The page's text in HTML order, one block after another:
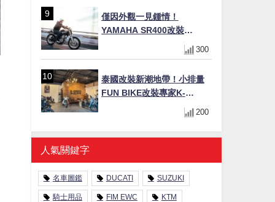
僅因外觀一見鍾情！
YAMAHA SR400改裝
Tracker風格｜ 女車主的機車
人生蛻變記
300
泰國改裝新潮地帶！小排量
FUN BIKE改裝專家K-
200
人氣關鍵字
名車圖鑑 DUCATI SUZUKI
騎士用品 FIM EWC KTM